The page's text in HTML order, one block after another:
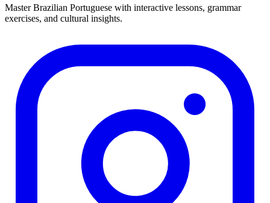
Master Brazilian Portuguese with interactive lessons, grammar
exercises, and cultural insights.